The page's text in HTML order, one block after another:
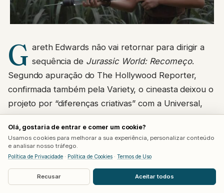
G areth Edwards não vai retornar para dirigir a
sequência de Jurassic World: Recomeço.
Segundo apuração do The Hollywood Reporter,
confirmada também pela Variety, o cineasta deixou o
projeto por “diferenças criativas” com a Universal,
encerrando um retorno que parecia certo depois do
sucesso de bilheteria do longa de 2025.
Recomeçoarrecadou US$ 869 milhões globalmente
no ano passado, provando que ainda existe apetite
de sobra do público por dinossauros no cinema. O
Olá, gostaria de entrar e comer um cookie?
Usamos cookies para melhorar a sua experiência, personalizar conteúdo
e analisar nosso tráfego.
Política de Privacidade · Política de Cookies · Termos de Uso
Recusar Aceitar todos